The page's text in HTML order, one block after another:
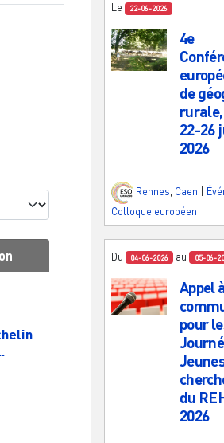
Le 22-06-2026
4e
de
22-26
2026
Rennes Caen
Colloque européen
Du 04-06-2026 au 05-06-
Appel
pour
du
2026